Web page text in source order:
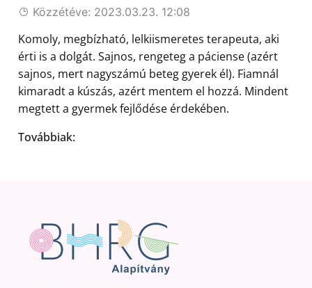
Közzétéve: 2023.03.23. 12:08
Komoly, megbízható, lelkiismeretes terapeuta, aki
érti is a dolgát. Sajnos, rengeteg a páciense (azért
sajnos, mert nagyszámú beteg gyerek él). Fiamnál
kimaradt a kúszás, azért mentem el hozzá. Mindent
megtett a gyermek fejlődése érdekében.
Továbbiak: